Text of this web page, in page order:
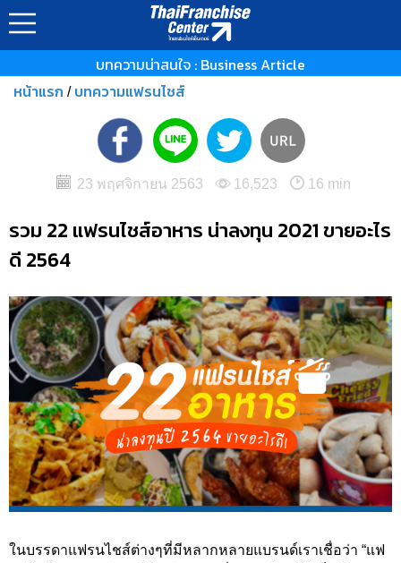
บทความน่าสนใจ : Business Article
หน้าแรก / บทความแฟรนไชส์
23 พฤศจิกายน 2563 16,523 16 min
รวม 22 แฟรนไชส์อาหาร น่าลงทุน 2021 ขายอะไร
ดี 2564
ในบรรดาแฟรนไชส์ต่างๆที่มีหลากหลายแบรนด์เราเชื่อว่า “แฟ